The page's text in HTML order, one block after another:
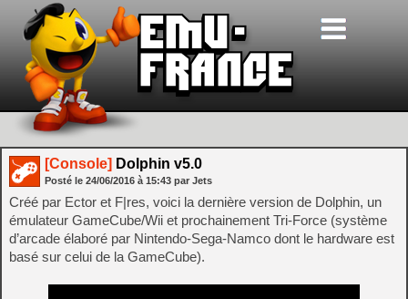
[Console] Dolphin v5.0
Posté le 24/06/2016 à 15:43 par Jets
Créé par Ector et F|res, voici la dernière version de Dolphin, un
émulateur GameCube/Wii et prochainement Tri-Force (système
d’arcade élaboré par Nintendo-Sega-Namco dont le hardware est
basé sur celui de la GameCube).